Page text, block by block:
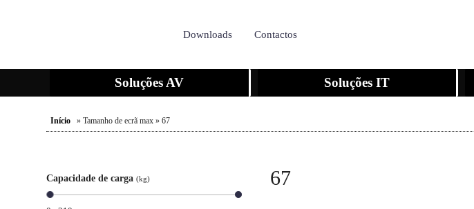
Downloads Contactos
Soluções AV Soluções IT
Início » Tamanho de ecrã max » 67
Capacidade de carga(kg) 67